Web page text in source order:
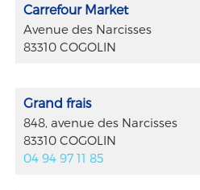
Carrefour Market
Avenue des Narcisses
83310 COGOLIN
Grand frais
848, avenue des Narcisses
83310 COGOLIN
04 94 97 11 85